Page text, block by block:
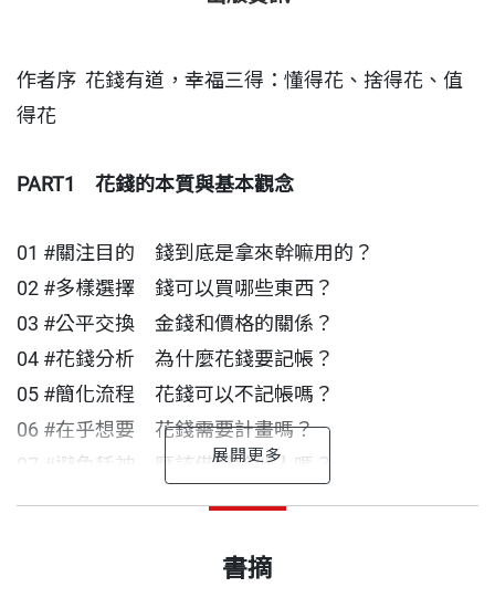
真正的財務自由，不是戶頭有多少個零，
是每一筆支出，都花在讓自己自由的地方。
．懂得花 ：錢換的不是東西，是你真正想要的生活。
．值得花：花錢，花的從來不是錢，而是智慧。
本書將帶你跨越「省小錢」的思考陷阱，練就富思維
──讓每一分錢，愈花愈增值。
▍ 你以為花錢是數學題，其實是一道選擇題
「知道怎麼付出，才能怎麼獲得。因為花錢有道，所
作者序 花錢有道，幸福三得：懂得花、捨得花、值
得花
PART1 花錢的本質與基本觀念
01 #關注目的 錢到底是拿來幹嘛用的？
02 #多樣選擇 錢可以買哪些東西？
03 #公平交換 金錢和價格的關係？
04 #花錢分析 為什麼花錢要記帳？
05 #簡化流程 花錢可以不記帳嗎？
06 #在乎想要 花錢需要計畫嗎？
07 #避免耗神 應該借錢給他人嗎？
Podcast「郝聲音」節目主持人、台灣科技業與金融
書摘